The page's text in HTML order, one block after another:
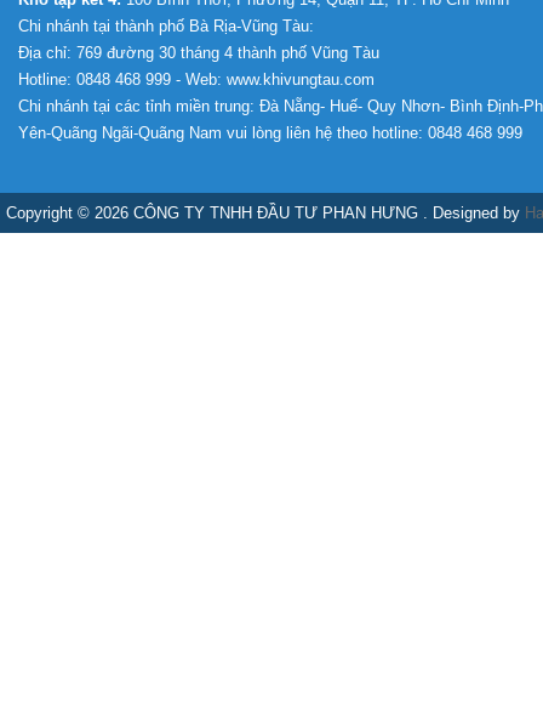
Chi nhánh tại thành phố Bà Rịa-Vũng Tàu:
Địa chỉ: 769 đường 30 tháng 4 thành phố Vũng Tàu
Hotline: 0848 468 999 - Web: www.khivungtau.com
Chi nhánh tại các tỉnh miền trung: Đà Nẵng- Huế- Quy Nhơn- Bình Định-
Yên-Quãng Ngãi-Quãng Nam vui lòng liên hệ theo hotline: 0848 468 999
Copyright © 2026 CÔNG TY TNHH ĐẦU TƯ PHAN HƯNG . Designed by